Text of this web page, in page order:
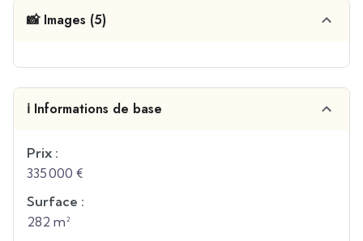
📸 Images (5)
ℹ️ Informations de base
Prix :
335 000 €
Surface :
282 m²